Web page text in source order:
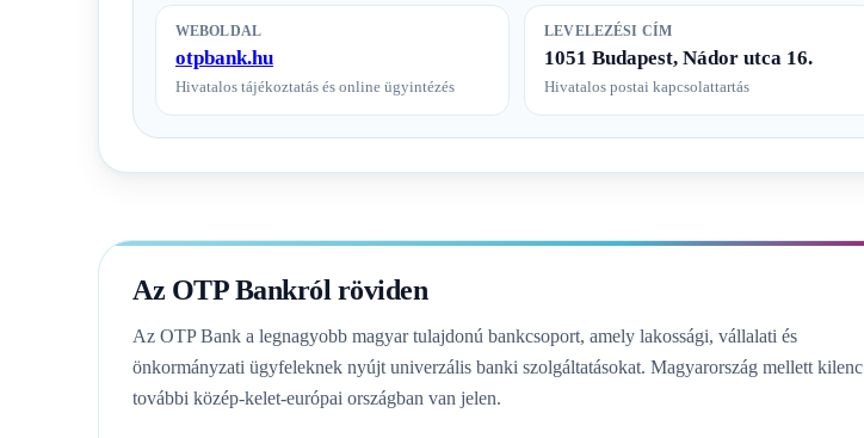
WEBOLDAL
otpbank.hu
Hivatalos tájékoztatás és online ügyintézés
LEVELEZÉSI CÍM
1051 Budapest, Nádor utca 16.
Hivatalos postai kapcsolattartás
Az OTP Bankról röviden
Az OTP Bank a legnagyobb magyar tulajdonú bankcsoport, amely lakossági, vállalati és
önkormányzati ügyfeleknek nyújt univerzális banki szolgáltatásokat. Magyarország mellett kilenc
további közép-kelet-európai országban van jelen.